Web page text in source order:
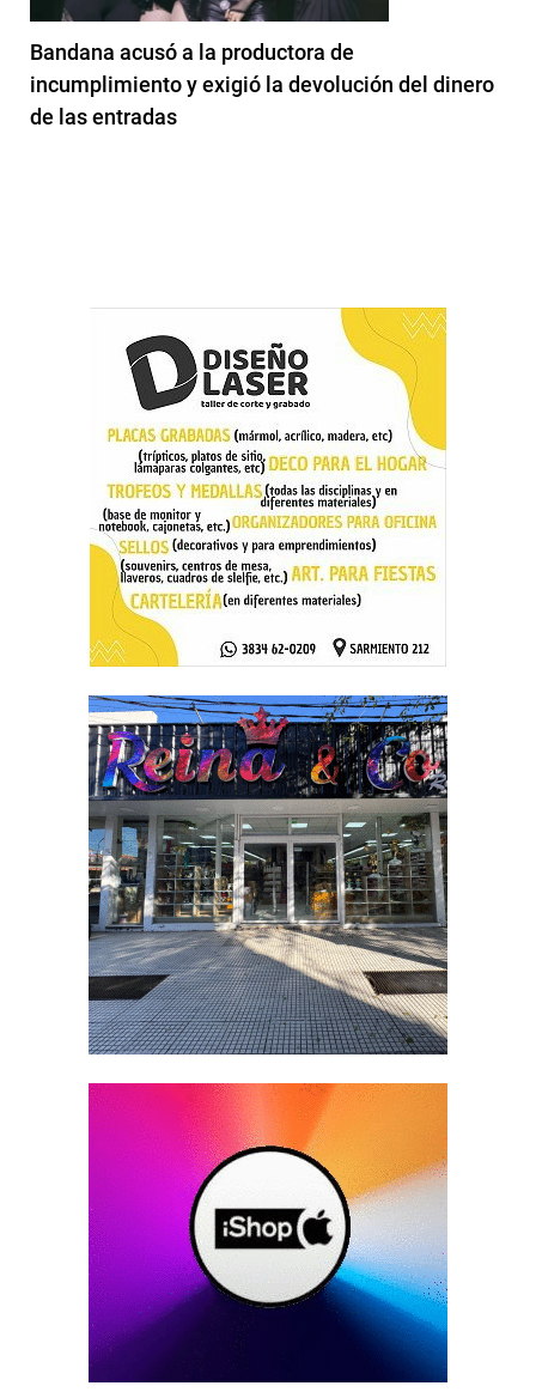
Bandana acusó a la productora de
incumplimiento y exigió la devolución del dinero
de las entradas